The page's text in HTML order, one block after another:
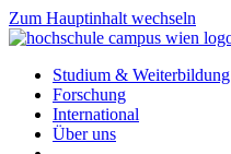
Zum Hauptinhalt wechseln
Studium & Weiterbildung
Forschung
International
Über uns